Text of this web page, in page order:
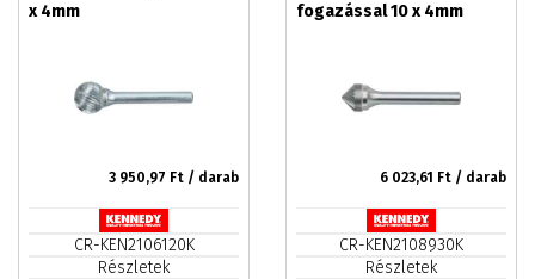
x 4mm
3 950,97 Ft / darab
CR-KEN2106120K
Részletek
fogazással 10 x 4mm
6 023,61 Ft / darab
CR-KEN2108930K
Részletek